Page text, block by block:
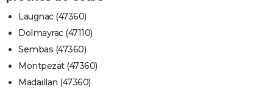
Laugnac (47360)
Dolmayrac (47110)
Sembas (47360)
Montpezat (47360)
Madaillan (47360)